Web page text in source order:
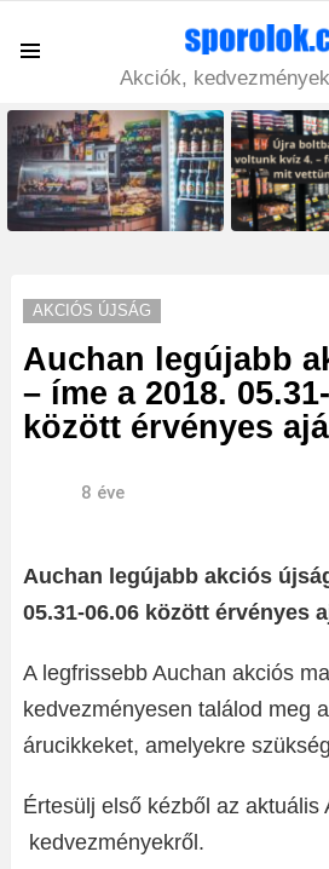
Akciók,
LATEST
STORIES
AKCIÓS ÚJSÁG
Auchan legújabb
– íme a 2018.
között érvényes
8 éve
Auchan legújabb akciós
05.31-06.06 között érvényes
A legfrissebb Auchan akciós
kedvezményesen találod meg
árucikkeket, amelyekre
Értesülj első kézből az aktuális
kedvezményekről.